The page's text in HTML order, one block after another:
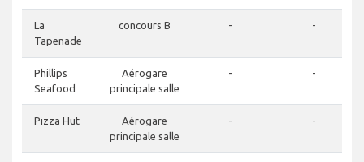
La
Tapenade
concours B - -
Phillips
Seafood
Aérogare
principale salle
- -
Pizza Hut
Aérogare
principale salle
- -